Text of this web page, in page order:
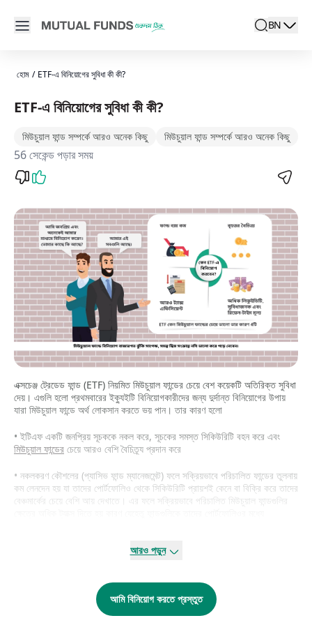
Open main menu
search
Locale
BN
active
হোম / ETF-এ বিনিয়োগের সুবিধা কী কী?
ETF-এ বিনিয়োগের সুবিধা কী কী?
মিউচুয়াল ফান্ড সম্পর্কে আরও অনেক কিছু মিউচুয়াল ফান্ড সম্পর্কে আরও অনেক কিছু
56 সেকেন্ড পড়ার সময়
এক্সচেঞ্জ ট্রেডেড ফান্ড (ETF) নিয়মিত মিউচুয়াল ফান্ডের চেয়ে বেশ কয়েকটি অতিরিক্ত সুবিধা
দেয়। এগুলি হলো প্রথমবারের ইক্যুইটি বিনিয়োগকারীদের জন্য দুর্দান্ত বিনিয়োগের উপায়
যারা মিউচুয়াল ফান্ডে অর্থ লোকসান করতে ভয় পান। তার কারণ হলো
• ইটিএফ একটি জনপ্রিয় সূচককে নকল করে, সূচকের সমস্ত সিকিউরিটি বহন করে এবং
মিউচুয়াল ফান্ডের চেয়ে আরও বেশি বৈচিত্র্য প্রদান করে
• নকলকরণ কৌশলের (প্যাসিভ ফান্ড ম্যানেজমেন্ট) ফলে সক্রিয়ভাবে পরিচালিত ফান্ডের তুলনায়
কম লেনদেন হয় যা তাদের পোর্টফোলিও থেকে সিকিউরিটি প্রায়শই কেনে বা বিক্রি করে তাদের
বেঞ্চমার্কের চেয়ে বেশি আয় দেখাতে। এর ফলে সক্রিয়ভাবে পরিচালিত মিউচুয়াল ফান্ডগুলির
যেখানে সক্রিয় আয় অর্জনের জন্য অত্যন্ত দক্ষ ফান্ড পরিচালকদের নিযুক্ত করতে হয়, অর্থাৎ
তাদের বেঞ্চমার্ক সূচকের চেয়ে বেশি আয় করতে হয়।
আরও পড়ুন
আমি বিনিয়োগ করতে প্রস্তুত